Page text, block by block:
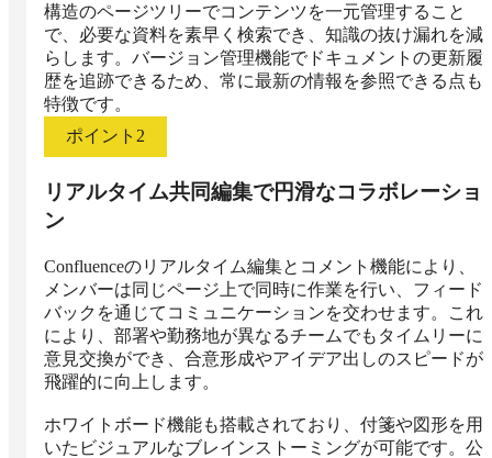
構造のページツリーでコンテンツを一元管理すること
で、必要な資料を素早く検索でき、知識の抜け漏れを減
らします。バージョン管理機能でドキュメントの更新履
歴を追跡できるため、常に最新の情報を参照できる点も
特徴です。
ポイント 2
リアルタイム共同編集で円滑なコラボレーショ
ン
Confluenceのリアルタイム編集とコメント機能により、
メンバーは同じページ上で同時に作業を行い、フィード
バックを通じてコミュニケーションを交わせます。これ
により、部署や勤務地が異なるチームでもタイムリーに
意見交換ができ、合意形成やアイデア出しのスピードが
飛躍的に向上します。
ホワイトボード機能も搭載されており、付箋や図形を用
いたビジュアルなブレインストーミングが可能です。公